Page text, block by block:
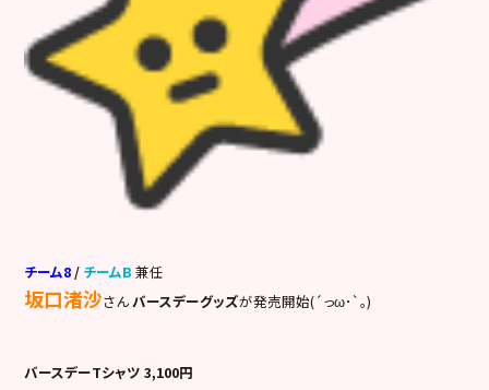
チーム8/ チームB 兼任
坂口渚沙さんバースデーグッズが発売開始(´っω･`｡)
バースデーTシャツ 3,100円